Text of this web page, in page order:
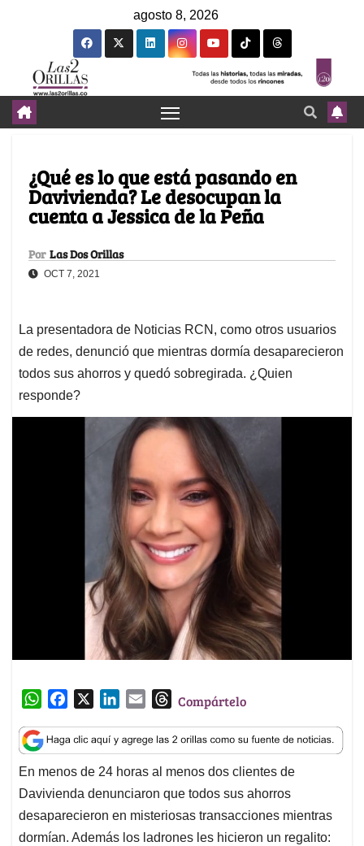
agosto 8, 2026
¿Qué es lo que está pasando en
Davivienda? Le desocupan la
cuenta a Jessica de la Peña
Por Las Dos Orillas
OCT 7, 2021
La presentadora de Noticias RCN, como otros usuarios
de redes, denunció que mientras dormía desaparecieron
todos sus ahorros y quedó sobregirada. ¿Quien
responde?
W
a
t
s
A
p
p
c
e
b
o
o
k
n
k
e
d
I
n
a
i
l
T
r
e
a
d
s
Compártelo
En menos de 24 horas al menos dos clientes de
Davivienda denunciaron que todos sus ahorros
desaparecieron en misteriosas transacciones mientras
dormían. Además los ladrones les hicieron un regalito: